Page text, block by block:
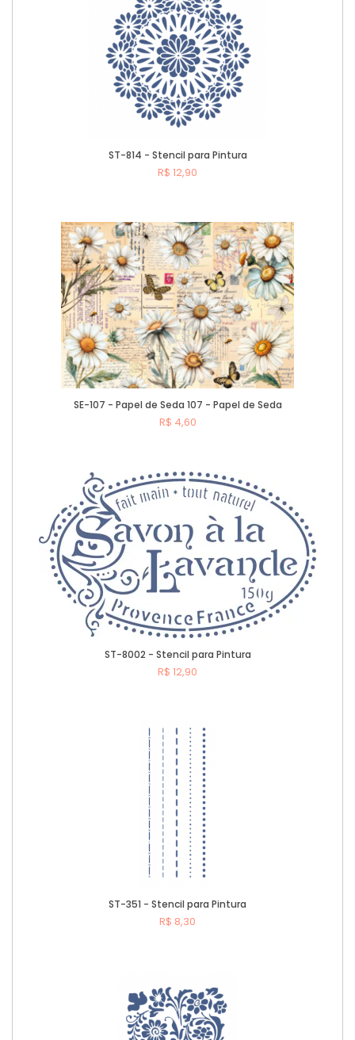
ST-814 - Stencil para Pintura
R$ 12,90
SE-107 - Papel de Seda 107 - Papel de Seda
R$ 4,60
ST-8002 - Stencil para Pintura
R$ 12,90
ST-351 - Stencil para Pintura
R$ 8,30